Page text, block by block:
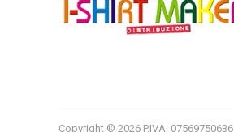
Copyright © 2026 P.IVA: 07569750636